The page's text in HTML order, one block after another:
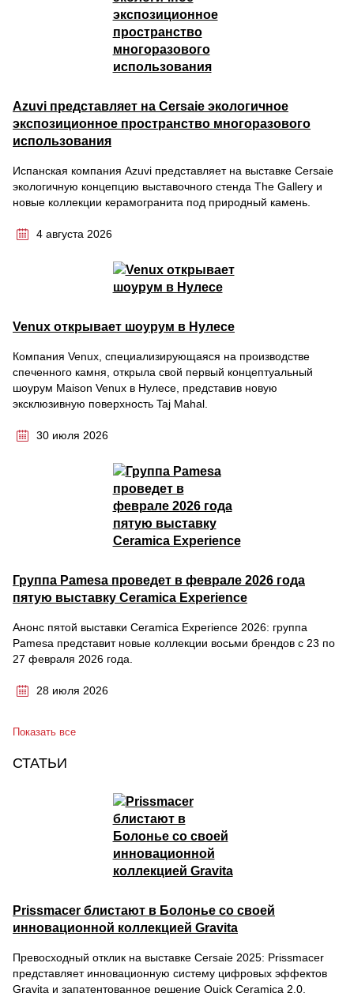
Azuvi представляет на Cersaie экологичное
экспозиционное пространство многоразового
использования
Испанская компания Azuvi представляет на выставке Cersaie
экологичную концепцию выставочного стенда The Gallery и
новые коллекции керамогранита под природный камень.
4 августа 2026
Venux открывает шоурум в Нулесе
Компания Venux, специализирующаяся на производстве
спеченного камня, открыла свой первый концептуальный
шоурум Maison Venux в Нулесе, представив новую
эксклюзивную поверхность Taj Mahal.
30 июля 2026
Группа Pamesa проведет в феврале 2026 года
пятую выставку Ceramica Experience
Анонс пятой выставки Ceramica Experience 2026: группа
Pamesa представит новые коллекции восьми брендов с 23 по
27 февраля 2026 года.
28 июля 2026
Показать все
СТАТЬИ
Prissmacer блистают в Болонье со своей
инновационной коллекцией Gravita
Превосходный отклик на выставке Cersaie 2025: Prissmacer
представляет инновационную систему цифровых эффектов
Gravita и запатентованное решение Quick Ceramica 2.0.